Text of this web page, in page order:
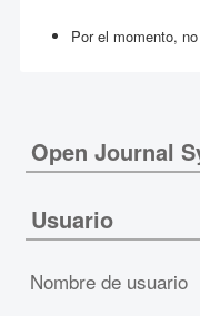
Por el momento,
Open Journal
Usuario
Nombre de usuario